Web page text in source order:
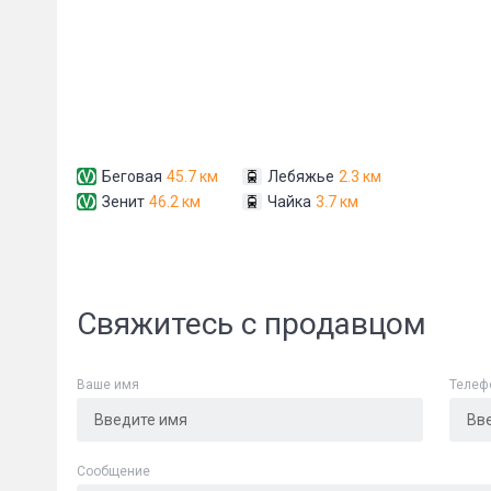
Беговая 45.7 км
Зенит 46.2 км
Лебяжье 2.3 км
Чайка 3.7 км
Свяжитесь с продавцом
Ваше имя
Cообщение